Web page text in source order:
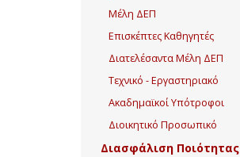
Μέλη ΔΕΠ
Επισκέπτες Καθηγητές
Διατελέσαντα Μέλη ΔΕΠ
Τεχνικό - Εργαστηριακό
Ακαδημαϊκοί Υπότροφοι
Διοικητικό Προσωπικό
Διασφάλιση Ποιότητας